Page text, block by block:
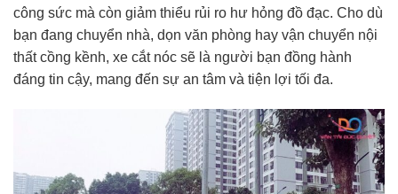
công sức mà còn giảm thiểu rủi ro hư hỏng đồ đạc. Cho dù
bạn đang chuyển nhà, dọn văn phòng hay vận chuyển nội
thất cồng kềnh, xe cắt nóc sẽ là người bạn đồng hành
đáng tin cậy, mang đến sự an tâm và tiện lợi tối đa.